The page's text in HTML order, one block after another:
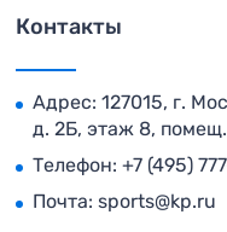
Контакты
Адрес: 127015, г.
д. 2Б, этаж 8,
Телефон: +7 (495)
Почта: sports@kp.ru